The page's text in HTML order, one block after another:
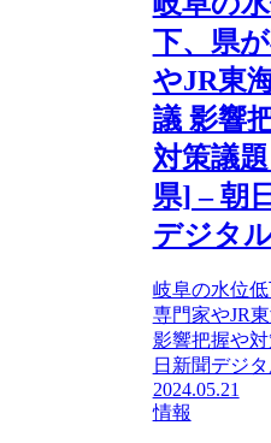
下、県
やJR東
議 影響
対策議
県] – 朝
デジタ
岐阜の水位
専門家やJR
影響把握や
日新聞デジ
2024.05.21
情報